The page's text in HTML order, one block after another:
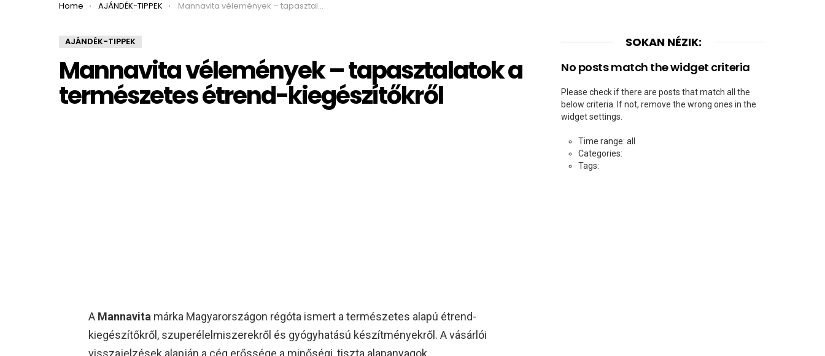
You are here:
Home AJÁNDÉK-TIPPEK Mannavita vélemények – tapasztalatok a természetes étrend-kiegészítőkről
AJÁNDÉK-TIPPEK
Mannavita vélemények – tapasztalatok a
természetes étrend-kiegészítőkről
A Mannavita márka Magyarországon régóta ismert a természetes alapú étrend-
kiegészítőkről, szuperélelmiszerekről és gyógyhatású készítményekről. A vásárlói
visszajelzések alapján a cég erőssége a minőségi, tiszta alapanyagok
SOKAN NÉZIK:
No posts match the widget criteria
Please check if there are posts that match all the
below criteria. If not, remove the wrong ones in the
widget settings.
Time range: all
Categories:
Tags: